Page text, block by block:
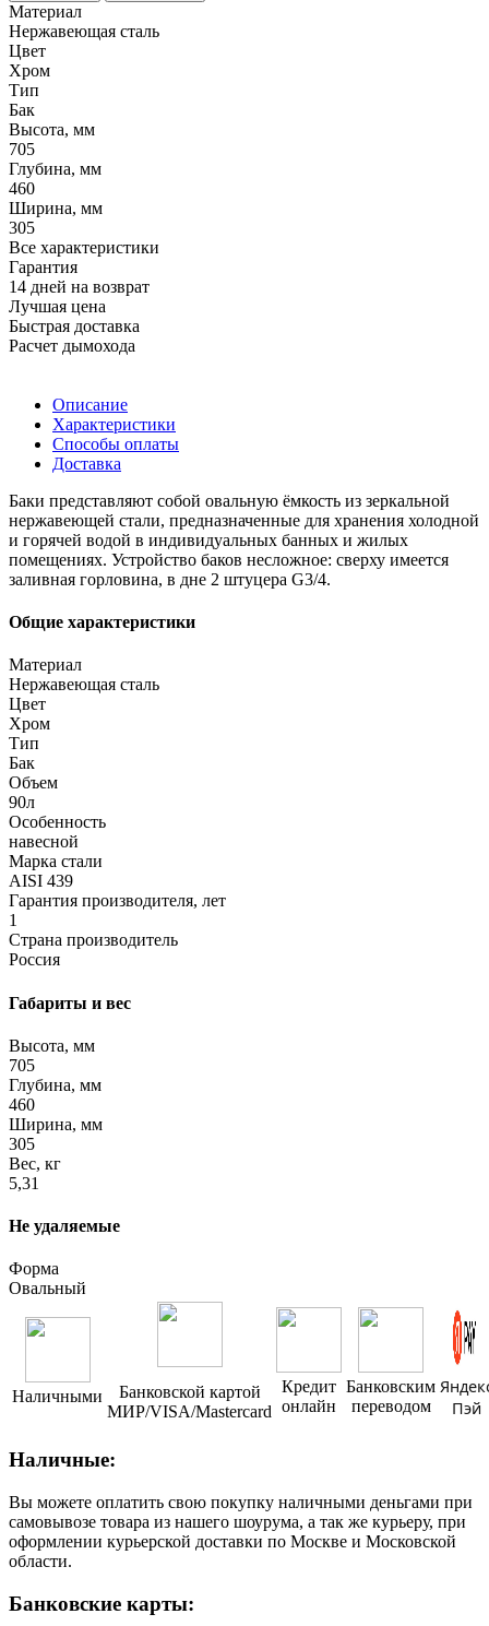
Материал
Нержавеющая сталь
Цвет
Хром
Тип
Бак
Высота, мм
705
Глубина, мм
460
Ширина, мм
305
Все характеристики
Гарантия
14 дней на возврат
Лучшая цена
Быстрая доставка
Расчет дымохода
Описание
Характеристики
Способы оплаты
Доставка
Баки представляют собой овальную ёмкость из зеркальной
нержавеющей стали, предназначенные для хранения холодной
и горячей водой в индивидуальных банных и жилых
помещениях. Устройство баков несложное: сверху имеется
заливная горловина, в дне 2 штуцера G3/4.
Общие характеристики
Материал
Нержавеющая сталь
Цвет
Хром
Тип
Бак
Объем
90л
Особенность
навесной
Марка стали
AISI 439
Гарантия производителя, лет
1
Страна производитель
Россия
Габариты и вес
Высота, мм
705
Глубина, мм
460
Ширина, мм
305
Вес, кг
5,31
Не удаляемые
Форма
Овальный
Наличными
Банковской картой
МИР/VISA/Mastercard
Кредит
онлайн
Банковским
переводом
Пэй
Наличные:
Вы можете оплатить свою покупку наличными деньгами при
самовывозе товара из нашего шоурума, а так же курьеру, при
оформлении курьерской доставки по Москве и Московской
области.
Банковские карты: